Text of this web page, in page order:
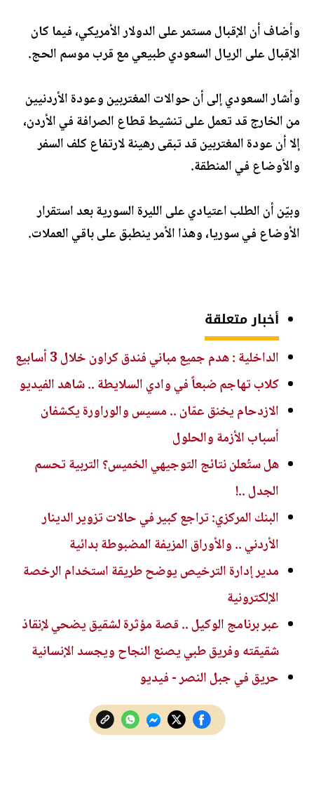
وأضاف أن الإقبال مستمر على الدولار الأمريكي، فيما كان
الإقبال على الريال السعودي طبيعي مع قرب موسم الحج.
وأشار السعودي إلى أن حوالات المغتربين وعودة الأردنيين
من الخارج قد تعمل على تنشيط قطاع الصرافة في الأردن،
إلا أن عودة المغتربين قد تبقى رهينة لارتفاع كلف السفر
والأوضاع في المنطقة.
وبيّن أن الطلب اعتيادي على الليرة السورية بعد استقرار
الأوضاع في سوريا، وهذا الأمر ينطبق على باقي العملات.
أخبار متعلقة
الداخلية : هدم جميع مباني فندق كراون خلال 3 أسابيع
كلاب تهاجم ضبعاً في وادي السلايطة .. شاهد الفيديو
الازدحام يخنق عمّان .. مسيس والوراورة يكشفان
أسباب الأزمة والحلول
هل ستُعلن نتائج التوجيهي الخميس؟ التربية تحسم
الجدل ..!
البنك المركزي: تراجع كبير في حالات تزوير الدينار
الأردني .. والأوراق المزيفة المضبوطة بدائية
مدير إدارة الترخيص يوضح طريقة استخدام الرخصة
الإلكترونية
عبر برنامج الوكيل .. قصة مؤثرة لشقيق يضحي لإنقاذ
شقيقته وفريق طبي يصنع النجاح ويجسد الإنسانية
حريق في جبل النصر - فيديو